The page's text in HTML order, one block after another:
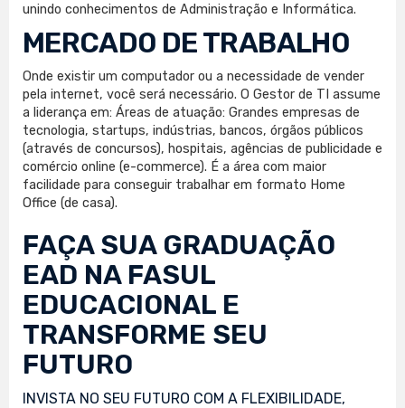
unindo conhecimentos de Administração e Informática.
MERCADO DE TRABALHO
Onde existir um computador ou a necessidade de vender
pela internet, você será necessário. O Gestor de TI assume
a liderança em: Áreas de atuação: Grandes empresas de
tecnologia, startups, indústrias, bancos, órgãos públicos
(através de concursos), hospitais, agências de publicidade e
comércio online (e-commerce). É a área com maior
facilidade para conseguir trabalhar em formato Home
Office (de casa).
FAÇA SUA GRADUAÇÃO
EAD NA FASUL
EDUCACIONAL E
TRANSFORME SEU
FUTURO
INVISTA NO SEU FUTURO COM A FLEXIBILIDADE,